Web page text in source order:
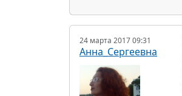
24 марта 2017 09:31
Анна_Сергеевна